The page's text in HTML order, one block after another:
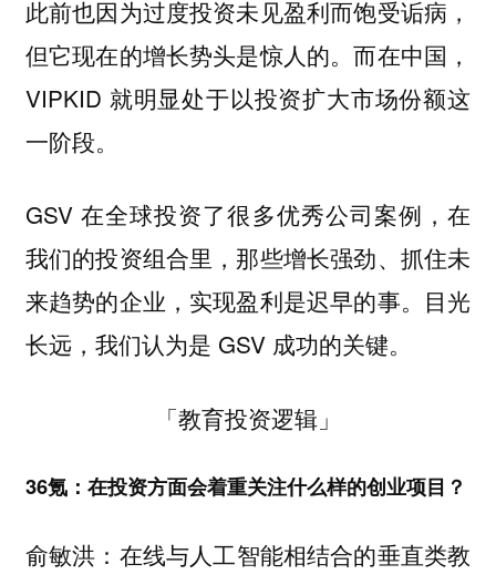
此前也因为过度投资未见盈利而饱受诟病，
但它现在的增长势头是惊人的。而在中国，
VIPKID 就明显处于以投资扩大市场份额这
一阶段。
GSV 在全球投资了很多优秀公司案例，在
我们的投资组合里，那些增长强劲、抓住未
来趋势的企业，实现盈利是迟早的事。目光
长远，我们认为是 GSV 成功的关键。
「教育投资逻辑」
36氪：在投资方面会着重关注什么样的创业项目？
俞敏洪： 在线与人工智能相结合的垂直类教